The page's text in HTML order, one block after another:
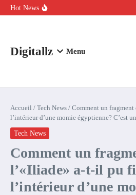
Aller au contenu
Hot News
Comment l’IA simplifie la data
Digitallz Menu
Accueil / Tech News / Comment un
l’intérieur d’une momie égyptienne? C’est
Tech News
Comment un
l’«Iliade» a-t-il pu
l’intérieur d’une